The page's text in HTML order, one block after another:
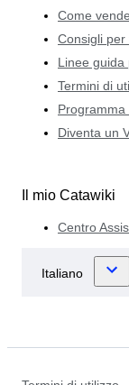
Come
Consigli per
Linee guida
Termini di
Programma
Diventa un
Il mio Catawiki
Centro